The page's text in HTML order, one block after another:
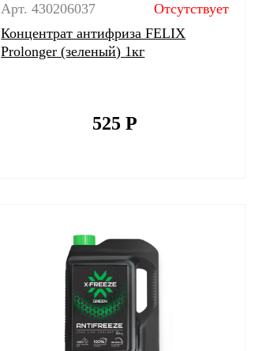
Арт. 430206037
Отсутствует
Концентрат антифриза FELIX
Prolonger (зеленый) 1кг
525Р